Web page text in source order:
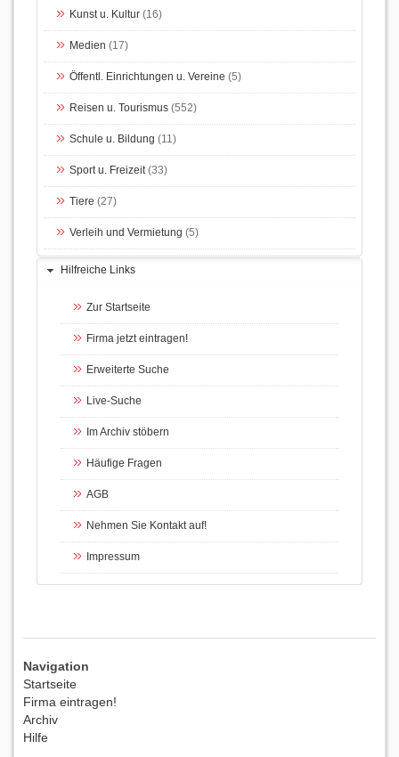
Kunst u. Kultur (16)
Medien (17)
Öffentl. Einrichtungen u. Vereine (5)
Reisen u. Tourismus (552)
Schule u. Bildung (11)
Sport u. Freizeit(33)
Tiere (27)
Verleih und Vermietung (5)
Hilfreiche Links
Zur Startseite
Firma jetzt eintragen!
Erweiterte Suche
Live-Suche
Im Archiv stöbern
Häufige Fragen
AGB
Nehmen Sie Kontakt auf!
Impressum
Navigation
Startseite
Firma eintragen!
Archiv
Hilfe